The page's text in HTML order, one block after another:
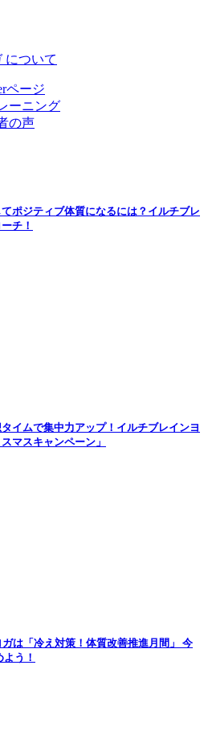
について
ページ
ーニング
の声
ポジティブ体質になるには？イルチブレ
チ！
イムで集中力アップ！イルチブレインヨ
マスキャンペーン」
は「冷え対策！体質改善推進月間」 今
う！